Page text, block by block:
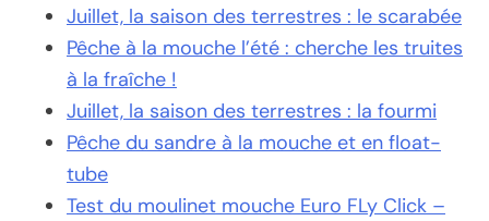
Juillet, la saison des terrestres : le scarabée
Pêche à la mouche l’été : cherche les truites
à la fraîche !
Juillet, la saison des terrestres : la fourmi
Pêche du sandre à la mouche et en float-
tube
Test du moulinet mouche Euro FLy Click –